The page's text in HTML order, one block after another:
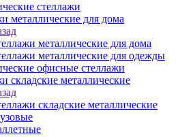
стеллажи
металлические для дома
металлические для дома
металлические для одежды
офисные стеллажи
складские металлические
складские металлические